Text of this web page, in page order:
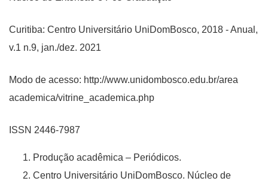
Curitiba: Centro Universitário UniDomBosco, 2018 - Anual,
v.1 n.9, jan./dez. 2021
Modo de acesso: http://www.unidombosco.edu.br/area
academica/vitrine_academica.php
ISSN 2446-7987
Produção acadêmica – Periódicos.
Centro Universitário UniDomBosco. Núcleo de